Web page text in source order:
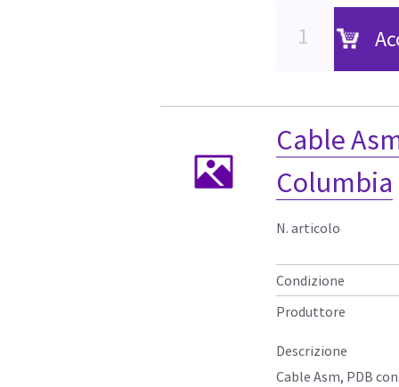
Cable
Columbia
N. articolo
Condizione
Produttore
Descrizione
Cable Asm, PDB